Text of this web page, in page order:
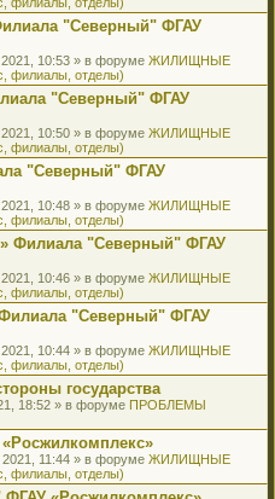
"Северный" ФГАУ
10:53 » в форуме ЖИЛИЩНЫЕ
филиалы, отделы)
"Северный" ФГАУ
10:50 » в форуме ЖИЛИЩНЫЕ
филиалы, отделы)
"Северный" ФГАУ
10:48 » в форуме ЖИЛИЩНЫЕ
филиалы, отделы)
Филиала "Северный" ФГАУ
10:46 » в форуме ЖИЛИЩНЫЕ
филиалы, отделы)
"Северный" ФГАУ
10:44 » в форуме ЖИЛИЩНЫЕ
филиалы, отделы)
государства
18:52 » в форуме ПРОБЛЕМЫ
11:44 » в форуме ЖИЛИЩНЫЕ
филиалы, отделы)